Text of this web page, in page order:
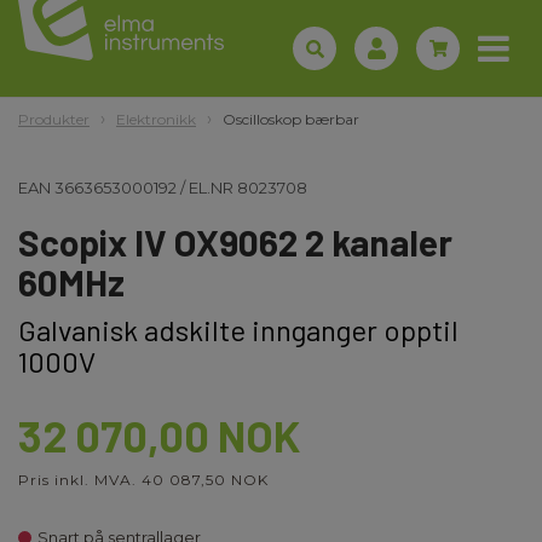
Produkter Elektronikk Oscilloskop bærbar
EAN 3663653000192 /EL.NR 8023708
Scopix IV OX9062 2 kanaler
60MHz
Galvanisk adskilte innganger opptil
1000V
32 070,00 NOK
Pris inkl. MVA. 40 087,50 NOK
Snart på sentrallager